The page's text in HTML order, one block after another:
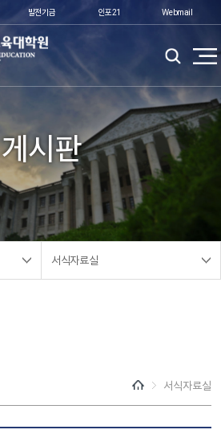
발전기금 인포21 Webmail
게시판
서식자료실
서식자료실